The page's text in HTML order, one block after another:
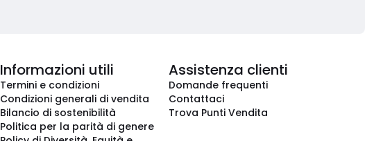
Informazioni utili
Termini e condizioni
Condizioni generali di vendita
Bilancio di sostenibilità
Politica per la parità di genere
Assistenza clienti
Domande frequenti
Contattaci
Trova Punti Vendita